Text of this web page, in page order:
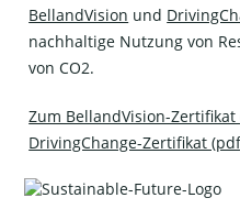
BellandVision und
nachhaltige Nutzung von
von CO2.
Zum BellandVision-Zertifikat
DrivingChange-Zertifikat